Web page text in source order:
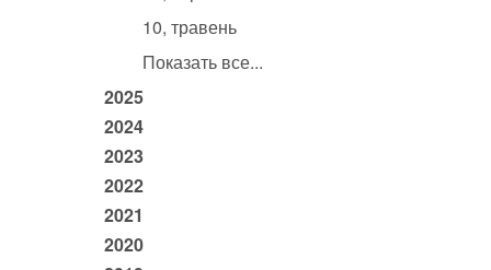
10, травень
Показать все...
2025
2024
2023
2022
2021
2020